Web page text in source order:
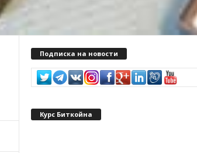
Подписка на новости
Курс Биткойна